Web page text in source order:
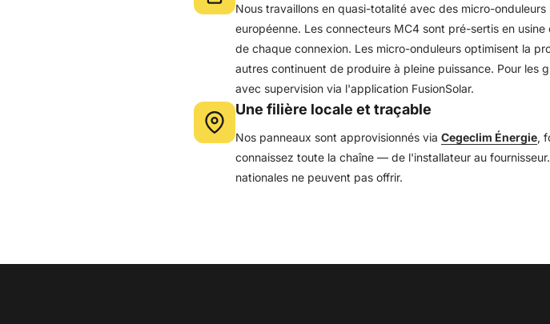
Nous travaillons en quasi-totalité avec des micro-
européenne. Les connecteurs MC4 sont pré-sertis en
de chaque connexion. Les micro-onduleurs optimisent la
autres continuent de produire à pleine puissance. Pour les
avec supervision via l'application FusionSolar.
Une filière locale et traçable
Nos panneaux sont approvisionnés via Cegeclim Énergie,
connaissez toute la chaîne — de l'installateur au
nationales ne peuvent pas offrir.